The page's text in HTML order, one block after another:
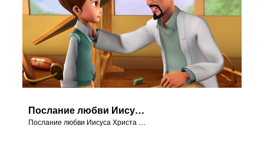
Послание любви Иисуса Христа в серии "В начале".
Послание любви Иисуса Христа в серии "В начале".